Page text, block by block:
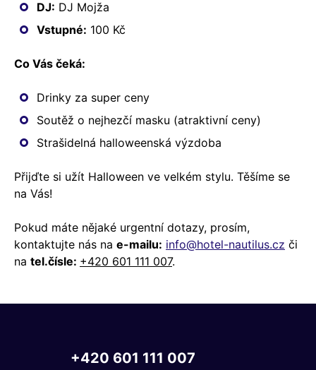
DJ: DJ Mojža
Vstupné: 100 Kč
Co Vás čeká:
Drinky za super ceny
Soutěž o nejhezčí masku (atraktivní ceny)
Strašidelná halloweenská výzdoba
Přijďte si užít Halloween ve velkém stylu. Těšíme se
na Vás!
Pokud máte nějaké urgentní dotazy, prosím,
kontaktujte nás na e-mailu: info@hotel-nautilus.cz či
na tel.čísle: +420 601 111 007.
+420 601 111 007